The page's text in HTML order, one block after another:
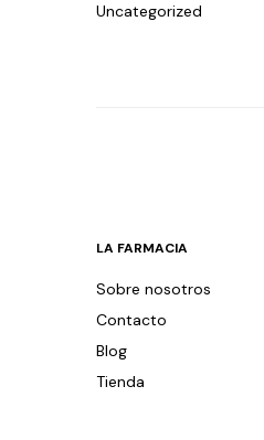
Uncategorized
LA FARMACIA
Sobre nosotros
Contacto
Blog
Tienda